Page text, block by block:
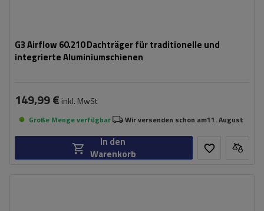
G3 Airflow 60.210 Dachträger für traditionelle und
integrierte Aluminiumschienen
149,99 € inkl. MwSt
Große Menge verfügbar Wir versenden schon am11. August
In den
Warenkorb